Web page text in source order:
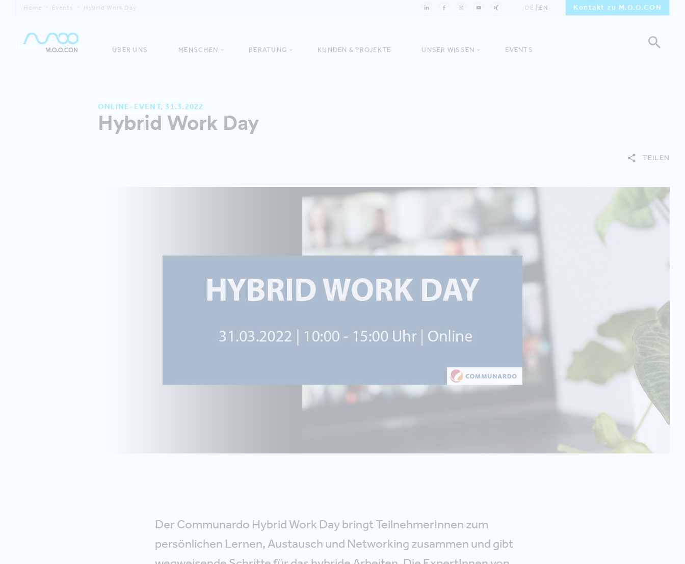
Home Events Hybrid Work Day DE EN Kontakt zu M.O.O.CON
ÜBER UNS MENSCHEN BERATUNG KUNDEN & PROJEKTE UNSER WISSEN EVENTS
ONLINE-EVENT, 31.3.2022
Hybrid Work Day
TEILEN
Der Communardo Hybrid Work Day bringt TeilnehmerInnen zum
persönlichen Lernen, Austausch und Networking zusammen und gibt